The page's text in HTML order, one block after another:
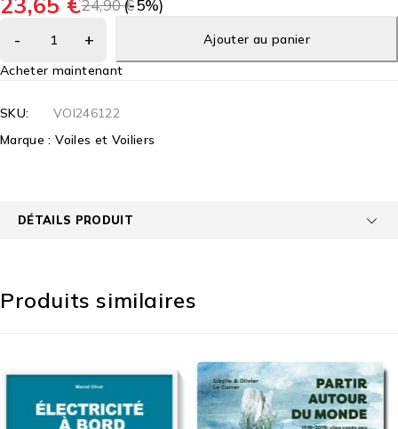
24,90€
(-5%)
Ajouter au panier
Acheter maintenant
SKU:
VOI246122
Marque :Voiles et Voiliers
DÉTAILS PRODUIT
Produits similaires